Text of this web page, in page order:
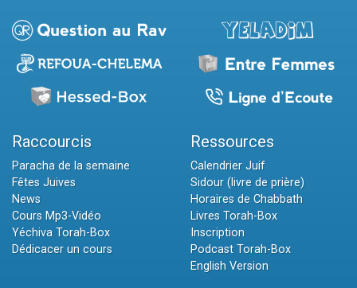
Raccourcis
Paracha de la semaine
Fêtes Juives
News
Cours Mp3-Vidéo
Yéchiva Torah-Box
Dédicacer un cours
Ressources
Calendrier Juif
Sidour (livre de prière)
Horaires de Chabbath
Livres Torah-Box
Inscription
Podcast Torah-Box
English Version